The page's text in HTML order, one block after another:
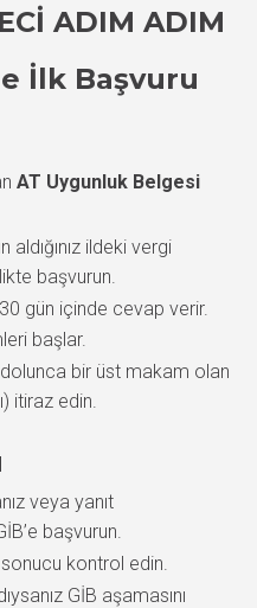
ADIM ADIM
İlk Başvuru
AT Uygunluk Belgesi
aldığınız ildeki vergi
başvurun.
gün içinde cevap verir.
başlar.
bir üst makam olan
itiraz edin.
veya yanıt
başvurun.
kontrol edin.
GİB aşamasını